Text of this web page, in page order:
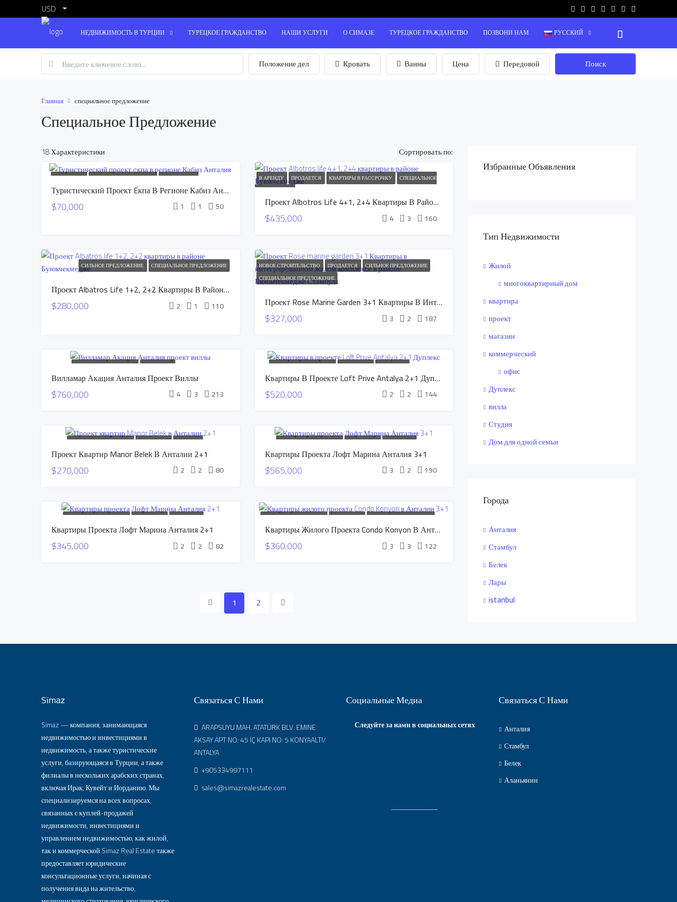
USD
НЕДВИЖИМОСТЬ В ТУРЦИИ ТУРЕЦКОЕ ГРАЖДАНСТВО НАШИ УСЛУГИ О СИМАЗЕ ТУРЕЦКОЕ ГРАЖДАНСТВО ПОЗВОНИ НАМ РУССКИЙ
Положение дел Кровать Ванны Цена Передовой Поиск
Главная специальное предложение
Специальное Предложение
18 Характеристики Сортировать по:
ПРОДАЕТСЯ СИЛЬНОЕ ПРЕДЛОЖЕНИЕ
СПЕЦИАЛЬНОЕ
ПРЕДЛОЖЕНИЕ
Туристический Проект Eкпа В Регионе Кабиз Анталия
$70,000 1 1 50
В АРЕНДУ ПРОДАЕТСЯ КВАРТИРЫ В РАССРОЧКУ
СПЕЦИАЛЬНОЕ
ПРЕДЛОЖЕНИЕ
Проект Albotros Life 4+1, 2+4 Квартиры В Районе Буюкчекмедже
$435,000 4 3 160
СИЛЬНОЕ ПРЕДЛОЖЕНИЕ СПЕЦИАЛЬНОЕ ПРЕДЛОЖЕНИЕ
Проект Albatros Life 1+2, 2+2 Квартиры В Районе Буюкчекмедже
$280,000 2 1 110
НОВОЕ СТРОИТЕЛЬСТВО ПРОДАЕТСЯ
СИЛЬНОЕ ПРЕДЛОЖЕНИЕ
СПЕЦИАЛЬНОЕ ПРЕДЛОЖЕНИЕ
Проект Rose Marine Garden 3+1 Квартиры В Интегрированном Жилом Комплексе В Районе Бююкчекмедже Стамбула.
$327,000 3 2 187
НОВОЕ СТРОИТЕЛЬСТВО
ПРОДАЕТСЯ
КВАРТИРЫ В РАССРОЧКУ
СПЕЦИАЛЬНОЕ
ПРЕДЛОЖЕНИЕ
Вилламар Акация Анталия Проект Виллы
$760,000 4 3 213
НОВОЕ СТРОИТЕЛЬСТВО ПРОДАЕТСЯ
КВАРТИРЫ В
РАССРОЧКУ
СПЕЦИАЛЬНОЕ ПРЕДЛОЖЕНИЕ Квартиры В Проекте Loft Prive Antalya 2+1 Дуплекс
$520,000 2 2 144
НОВОЕ СТРОИТЕЛЬСТВО ПРОДАЕТСЯ
КВАРТИРЫ
В РАССРОЧКУ
СПЕЦИАЛЬНОЕ ПРЕДЛОЖЕНИЕ
Проект Квартир Manor Belek В Анталии 2+1
$270,000 2 2 80
НОВОЕ СТРОИТЕЛЬСТВО ПРОДАЕТСЯ
КВАРТИРЫ В
РАССРОЧКУ
СПЕЦИАЛЬНОЕ ПРЕДЛОЖЕНИЕ
Квартиры Проекта Лофт Марина Анталия 3+1
$565,000 3 2 190
НОВОЕ СТРОИТЕЛЬСТВО ПРОДАЕТСЯ
КВАРТИРЫ В
РАССРОЧКУ
СПЕЦИАЛЬНОЕ ПРЕДЛОЖЕНИЕ
Квартиры Проекта Лофт Марина Анталия 2+1
$345,000 2 2 82
НОВОЕ СТРОИТЕЛЬСТВО ПРОДАЕТСЯ
КВАРТИРЫ В РАССРОЧКУ
СПЕЦИАЛЬНОЕ ПРЕДЛОЖЕНИЕ
Квартиры Жилого Проекта Condo Konyon В Анталии 3+1
$360,000 3 3 122
1 2
Избранные Объявления
Тип Недвижимости
Жилой
многоквартирный дом
квартира
проект
магазин
коммерческий
офис
Дуплекс
вилла
Студия
Дом для одной семьи
Города
Анталия
Стамбул
Белек
Лары
istanbul
Simaz
Simaz — компания, занимающаяся
недвижимостью и инвестициями в
недвижимость, а также туристические
услуги, базирующаяся в Турции, а также
филиалы в нескольких арабских странах,
включая Ирак, Кувейт и Иорданию. Мы
специализируемся на всех вопросах,
связанных с куплей-продажей
недвижимости, инвестициями и
управлением недвижимостью, как жилой,
так и коммерческой.Simaz Real Estate также
предоставляет юридические
консультационные услуги, начиная с
получения вида на жительство,
Связаться С Нами
ARAPSUYU MAH. ATATÜRK BLV. EMINE
AKSAY APT NO: 45 İÇ KAPI NO: 5 KONYAALTI/
ANTALYA
+905334997111
sales@simazrealestate.com
Социальные Медиа
Следуйте за нами в социальных сетях
ـــــــــــــــــــــــ
Связаться С Нами
Анталия
Стамбул
Белек
Аланьянин